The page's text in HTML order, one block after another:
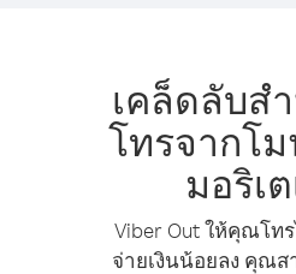
เคล็ดลับส
โทรจากโ
มอริเ
Viber Out ให้คุณโท
จ่ายเงินน้อยลง คุณส